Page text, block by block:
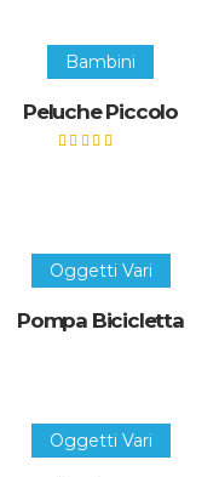
Recupera questo oggetto
Bambini
Peluche Piccolo
Recupera questo oggetto
Oggetti Vari
Pompa Bicicletta
Recupera questo oggetto
Oggetti Vari